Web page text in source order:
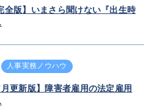
全版】いまさら聞けない『出生時
人事実務ノウハウ
月更新版】障害者雇用の法定雇用